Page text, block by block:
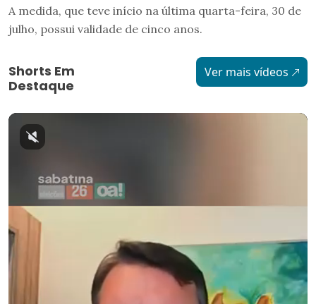
A medida, que teve início na última quarta-feira, 30 de
julho, possui validade de cinco anos.
Shorts Em
Destaque
Ver mais vídeos